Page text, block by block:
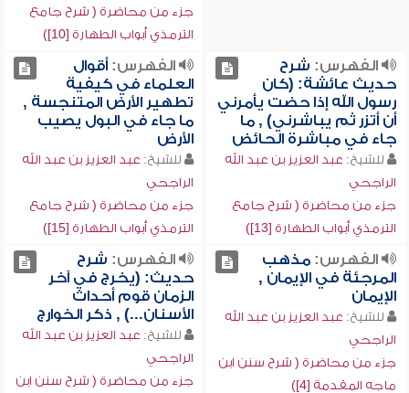
جزء من محاضرة ( شرح جامع
الترمذي أبواب الطهارة [10])
الفهرس: شرح
حديث عائشة: (كان
رسول الله إذا حضت يأمرني
أن أتزر ثم يباشرني) , ما
جاء في مباشرة الحائض
للشيخ: عبد العزيز بن عبد الله
الراجحي
جزء من محاضرة ( شرح جامع
الترمذي أبواب الطهارة [13])
الفهرس:أقوال
العلماء في كيفية
تطهير الأرض المتنجسة ,
ما جاء في البول يصيب
الأرض
للشيخ: عبد العزيز بن عبد الله
الراجحي
جزء من محاضرة ( شرح جامع
الترمذي أبواب الطهارة [15])
الفهرس:مذهب
المرجئة في الإيمان ,
الإيمان
للشيخ: عبد العزيز بن عبد الله
الراجحي
جزء من محاضرة ( شرح سنن ابن
ماجه المقدمة [4])
الفهرس: شرح
حديث: (يخرج في آخر
الزمان قوم أحداث
الأسنان...) , ذكر الخوارج
للشيخ: عبد العزيز بن عبد الله
الراجحي
جزء من محاضرة ( شرح سنن ابن